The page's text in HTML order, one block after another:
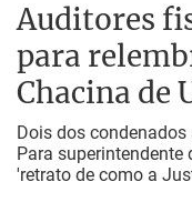
Auditores
para
Chacina de
Dois dos
Para superintendente
'retrato de como a